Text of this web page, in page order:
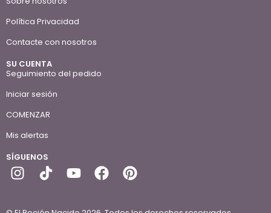
Política Privacidad
Contacte con nosotros
SU CUENTA
Seguimiento del pedido
Iniciar sesión
COMENZAR
Mis alertas
SÍGUENOS